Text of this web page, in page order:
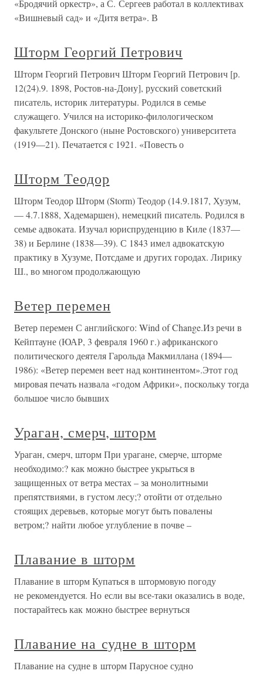
«Бродячий оркестр», а С. Сергеев работал в коллективах
«Вишневый сад» и «Дитя ветра». В
Шторм Георгий Петрович
Шторм Георгий Петрович Шторм Георгий Петрович [р.
12(24).9. 1898, Ростов-на-Дону], русский советский
писатель, историк литературы. Родился в семье
служащего. Учился на историко-филологическом
факультете Донского (ныне Ростовского) университета
(1919—21). Печатается с 1921. «Повесть о
Шторм Теодор
Шторм Теодор Шторм (Storm) Теодор (14.9.1817, Хузум,
— 4.7.1888, Хадемаршен), немецкий писатель. Родился в
семье адвоката. Изучал юриспруденцию в Киле (1837—
38) и Берлине (1838—39). С 1843 имел адвокатскую
практику в Хузуме, Потсдаме и других городах. Лирику
Ш., во многом продолжающую
Ветер перемен
Ветер перемен С английского: Wind of Change.Из речи в
Кейптауне (ЮАР, 3 февраля 1960 г.) африканского
политического деятеля Гарольда Макмиллана (1894—
1986): «Ветер перемен веет над континентом».Этот год
мировая печать назвала «годом Африки», поскольку тогда
большое число бывших
Ураган, смерч, шторм
Ураган, смерч, шторм При урагане, смерче, шторме
необходимо:? как можно быстрее укрыться в
защищенных от ветра местах – за монолитными
препятствиями, в густом лесу;? отойти от отдельно
стоящих деревьев, которые могут быть повалены
ветром;? найти любое углубление в почве –
Плавание в шторм
Плавание в шторм Купаться в штормовую погоду
не рекомендуется. Но если вы все-таки оказались в воде,
постарайтесь как можно быстрее вернуться
Плавание на судне в шторм
Плавание на судне в шторм Парусное судно